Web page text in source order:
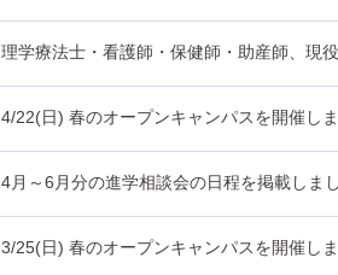
理学療法士・看護師・保健師・助産師、現
4/22(日) 春のオープンキャンパスを開催しま
4月～6月分の進学相談会の日程を掲載しま
3/25(日) 春のオープンキャンパスを開催しま